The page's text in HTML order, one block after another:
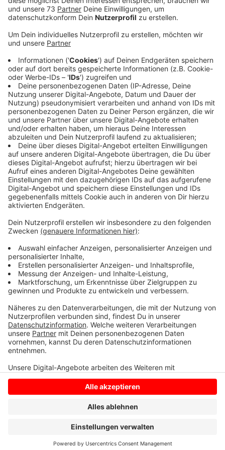
Veröffentlicht:Freitag, 04.11.2022 06:00
Anzeige
Letzte Sitzplatzkarten gibt es heute
zwischen 10 und 12 uhr
Anzeige
Nahezu alle Sitzplatz-Karten sind schon weg.
Insgesamt wurden bereits mehr als 1.300 Tickets
verkauft. Die nächste Möglichkeit online noch eine der
letzten Sitzplatz-Karten zu bekommen, gibt es nacher
(04.11.2022) von 10 bis 12 Uhr. Den Link zum
Ticketportal findet ihr hier.
Hören könnt Ihr das Spiel der Schwatten gegen die
Königsblauen dann Morgen (05.11.02022) ab 14 Uhr
hier bei uns.
Anzeige
Anzeige